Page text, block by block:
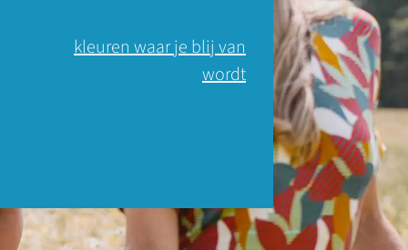
kleuren waar je blij van
wordt